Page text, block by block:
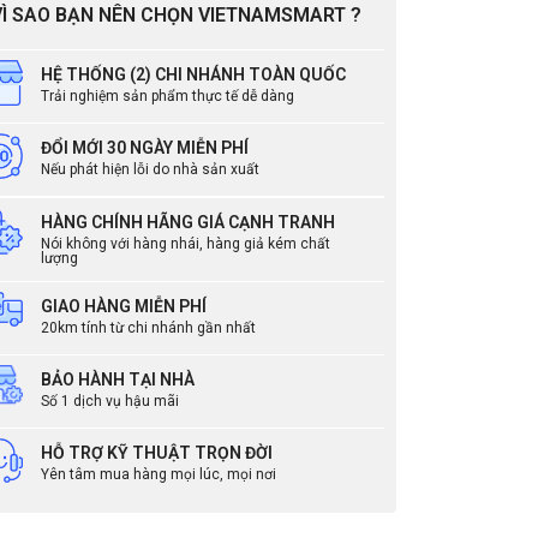
Software
Standalone SDK ZKAccess 3.5
(DàixSâuxCao)
80×183×42mm
SAO BẠN NÊN CHỌN VIETNAMSMART ?
HỆ THỐNG (2) CHI NHÁNH TOÀN QUỐC
Trải nghiệm sản phẩm thực tế dễ dàng
ĐỔI MỚI 30 NGÀY MIỄN PHÍ
Nếu phát hiện lỗi do nhà sản xuất
HÀNG CHÍNH HÃNG GIÁ CẠNH TRANH
Nói không với hàng nhái, hàng giả kém chất
lượng
GIAO HÀNG MIỄN PHÍ
20km tính từ chi nhánh gần nhất
BẢO HÀNH TẠI NHÀ
Số 1 dịch vụ hậu mãi
HỖ TRỢ KỸ THUẬT TRỌN ĐỜI
Yên tâm mua hàng mọi lúc, mọi nơi